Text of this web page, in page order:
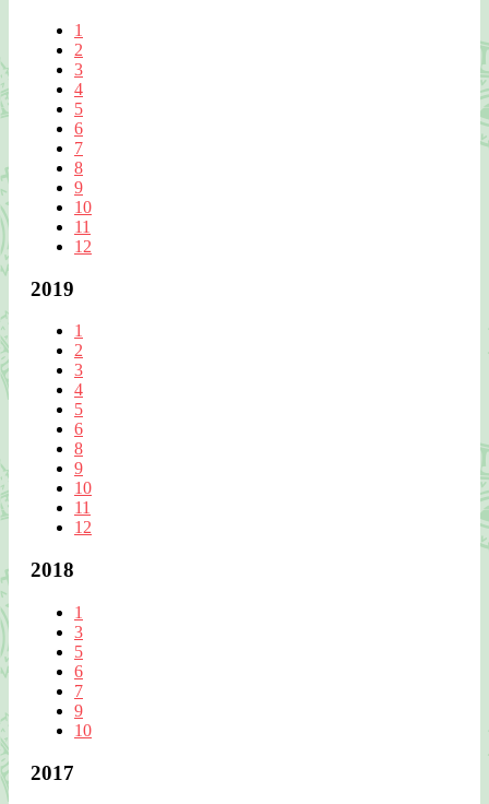
1
2
3
4
5
6
7
8
9
10
11
12
2019
1
2
3
4
5
6
8
9
10
11
12
2018
1
3
5
6
7
9
10
2017